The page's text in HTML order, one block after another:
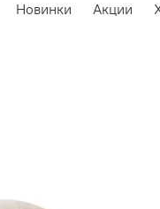
Новинки Акции